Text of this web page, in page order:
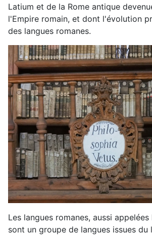
Latium et de la Rome antique
l'Empire romain, et dont l'évolution
des langues romanes.
Les langues romanes, aussi
sont un groupe de langues issues du